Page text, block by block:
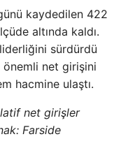
kaydedilen 422
altında kaldı.
sürdürdü
önemli net girişini
hacmine ulaştı.
net girişler
Farside